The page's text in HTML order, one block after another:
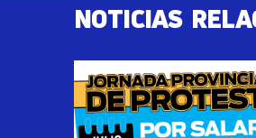
NOTICIAS